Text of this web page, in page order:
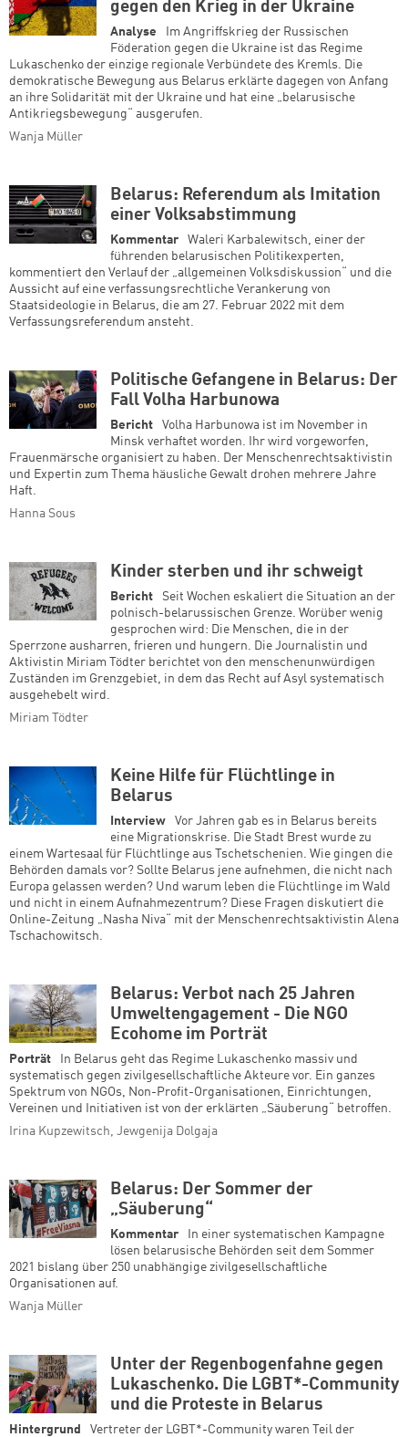
gegen den Krieg in der Ukraine
Analyse
Im Angriffskrieg der Russischen
Föderation gegen die Ukraine ist das Regime
Lukaschenko der einzige regionale Verbündete des Kremls. Die
demokratische Bewegung aus Belarus erklärte dagegen von Anfang
an ihre Solidarität mit der Ukraine und hat eine „belarusische
Antikriegsbewegung“ ausgerufen.
Wanja Müller
Belarus: Referendum als Imitation
einer Volksabstimmung
Kommentar
Waleri Karbalewitsch, einer der
führenden belarusischen Politikexperten,
kommentiert den Verlauf der „allgemeinen Volksdiskussion“ und die
Aussicht auf eine verfassungsrechtliche Verankerung von
Staatsideologie in Belarus, die am 27. Februar 2022 mit dem
Verfassungsreferendum ansteht.
Politische Gefangene in Belarus: Der
Fall Volha Harbunowa
Bericht
Volha Harbunowa ist im November in
Minsk verhaftet worden. Ihr wird vorgeworfen,
Frauenmärsche organisiert zu haben. Der Menschenrechtsaktivistin
und Expertin zum Thema häusliche Gewalt drohen mehrere Jahre
Haft.
Hanna Sous
Kinder sterben und ihr schweigt
Bericht
Seit Wochen eskaliert die Situation an der
polnisch-belarussischen Grenze. Worüber wenig
gesprochen wird: Die Menschen, die in der
Sperrzone ausharren, frieren und hungern. Die Journalistin und
Aktivistin Miriam Tödter berichtet von den menschenunwürdigen
Zuständen im Grenzgebiet, in dem das Recht auf Asyl systematisch
ausgehebelt wird.
Miriam Tödter
Keine Hilfe für Flüchtlinge in
Belarus
Interview
Vor Jahren gab es in Belarus bereits
eine Migrationskrise. Die Stadt Brest wurde zu
einem Wartesaal für Flüchtlinge aus Tschetschenien. Wie gingen die
Behörden damals vor? Sollte Belarus jene aufnehmen, die nicht nach
Europa gelassen werden? Und warum leben die Flüchtlinge im Wald
und nicht in einem Aufnahmezentrum? Diese Fragen diskutiert die
Online-Zeitung „Nasha Niva“ mit der Menschenrechtsaktivistin Alena
Tschachowitsch.
Belarus: Verbot nach 25 Jahren
Umweltengagement - Die NGO
Ecohome im Porträt
Porträt
In Belarus geht das Regime Lukaschenko massiv und
systematisch gegen zivilgesellschaftliche Akteure vor. Ein ganzes
Spektrum von NGOs, Non-Profit-Organisationen, Einrichtungen,
Vereinen und Initiativen ist von der erklärten „Säuberung“ betroffen.
Irina Kupzewitsch, Jewgenija Dolgaja
Belarus: Der Sommer der
„Säuberung“
Kommentar
In einer systematischen Kampagne
lösen belarusische Behörden seit dem Sommer
2021 bislang über 250 unabhängige zivilgesellschaftliche
Organisationen auf.
Wanja Müller
Unter der Regenbogenfahne gegen
Lukaschenko. Die LGBT*-Community
und die Proteste in Belarus
Hintergrund
Vertreter der LGBT*-Community waren Teil der